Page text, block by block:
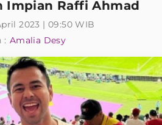
Impian Raffi Ahmad
2023 | 09:50 WIB
: Amalia Desy